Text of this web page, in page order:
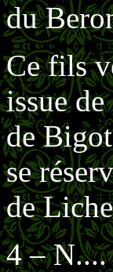
du
Ce fils
issue
de
se
de
4 –